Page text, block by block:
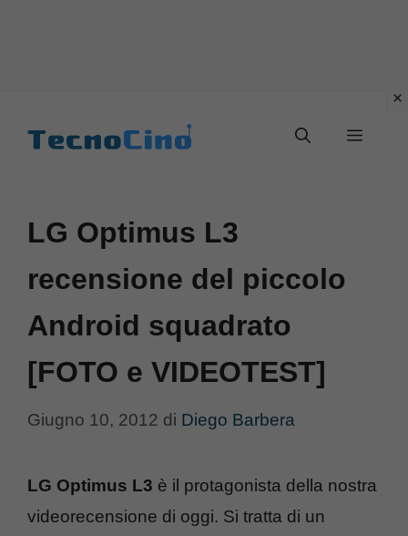
Menu
LG Optimus L3
recensione del piccolo
Android squadrato
[FOTO e VIDEOTEST]
Giugno 10, 2012 di Diego Barbera
LG Optimus L3 è il protagonista della nostra
videorecensione di oggi. Si tratta di un